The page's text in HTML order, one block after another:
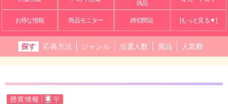
供品
お得な情報 商品モニター 締切間近 [もっと見る▼]
探す 応募方法 ジャンル 当選人数 賞品 人気順
懸賞情報